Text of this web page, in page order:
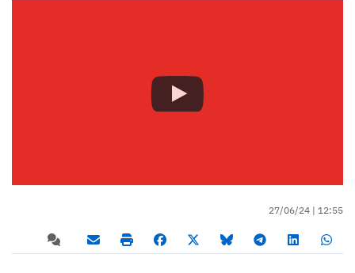
27/06/24 | 12:55